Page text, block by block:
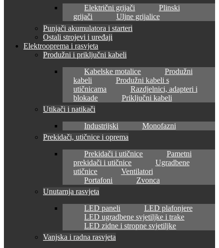
Električni grijači
Plinski
grijači
Uljne grijalice
Punjači akumulatora i starteri
Ostali strojevi i uređaji
Elektrooprema i rasvjeta
Produžni i priključni kabeli
Kabelske motalice
Produžni
kabeli
Produžni kabeli s
utičnicama
Razdjelnici, adapteri i
blokade
Priključni kabeli
Utikači i natikači
Industrijski
Monofazni
Prekidači, utičnice i oprema
Prekidači i utičnice
Pametni
prekidači i utičnice
Ugradbene
utičnice
Ventilatori
Portafoni
Zvonca
Unutarnja rasvjeta
LED paneli
LED plafonjere
LED ugradbene svjetiljke i trake
LED zidne i stropne svjetiljke
Vanjska i radna rasvjeta